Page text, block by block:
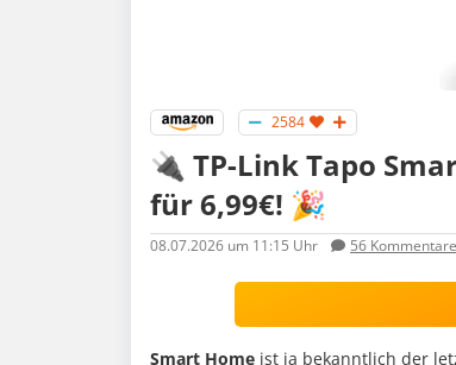
2584
🔌 TP-Link Tapo
für 6,99€! 🎉
08.07.2026 um 11:15 Uhr 56 Kommentare
Smart Home ist ja bekanntlich der